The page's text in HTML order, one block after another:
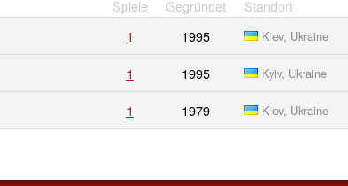
Spiele Gegründet Standort
1 1995 Kiev, Ukraine
1 1995 Kyiv, Ukraine
1 1979 Kiev, Ukraine